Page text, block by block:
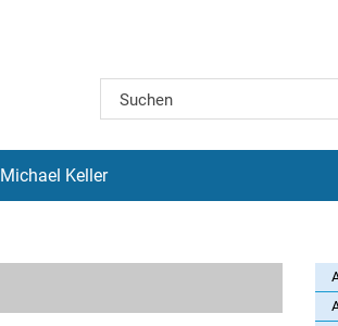
Michael Keller